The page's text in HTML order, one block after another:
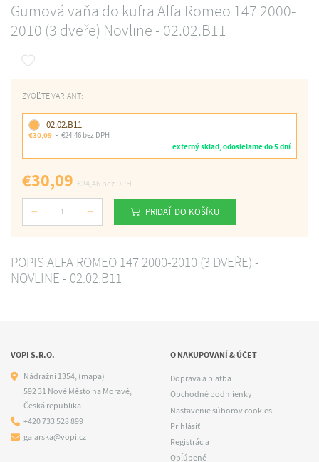
Gumová vaňa do kufra Alfa Romeo 147 2000-
2010 (3 dveře) Novline - 02.02.B11
ZVOĽTE VARIANT:
02.02.B11
€30,09
€24,46 bez DPH
externý sklad, odosielame do 5 dní
€30,09 €24,46 bez DPH
Počet PRIDAŤ DO KOŠÍKU
POPIS ALFA ROMEO 147 2000-2010 (3 DVEŘE) -
NOVLINE - 02.02.B11
VOPI S.R.O.
Nádražní 1354,(mapa)
592 31 Nové Město na Moravě,
Česká republika
+420 733 528 899
gajarska@vopi.cz
O NAKUPOVANÍ & ÚČET
Doprava a platba
Obchodné podmienky
Nastavenie súborov cookies
Prihlásiť
Registrácia
Obľúbené